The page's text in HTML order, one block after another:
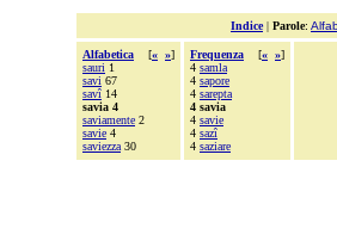
Indice| Parole:
Alfabetica [« »]
sauri 1
savi 67
savî 14
savia 4
saviamente 2
savie 4
saviezza 30
Frequenza [« »]
4 samla
4 sapore
4 sarepta
4 savia
4 savie
4 sazî
4 saziare